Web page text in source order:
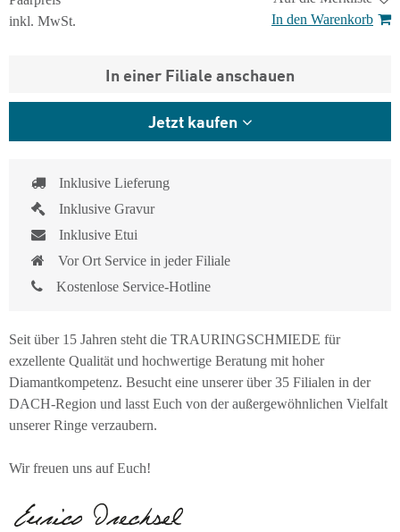
inkl. MwSt.
In den Warenkorb
In einer Filiale anschauen
Jetzt kaufen
Inklusive Lieferung
Inklusive Gravur
Inklusive Etui
Vor Ort Service in jeder Filiale
Kostenlose Service-Hotline
Seit über 15 Jahren steht die TRAURINGSCHMIEDE für
exzellente Qualität und hochwertige Beratung mit hoher
Diamantkompetenz. Besucht eine unserer über 35 Filialen in der
DACH-Region und lasst Euch von der außergewöhnlichen Vielfalt
unserer Ringe verzaubern.
Wir freuen uns auf Euch!